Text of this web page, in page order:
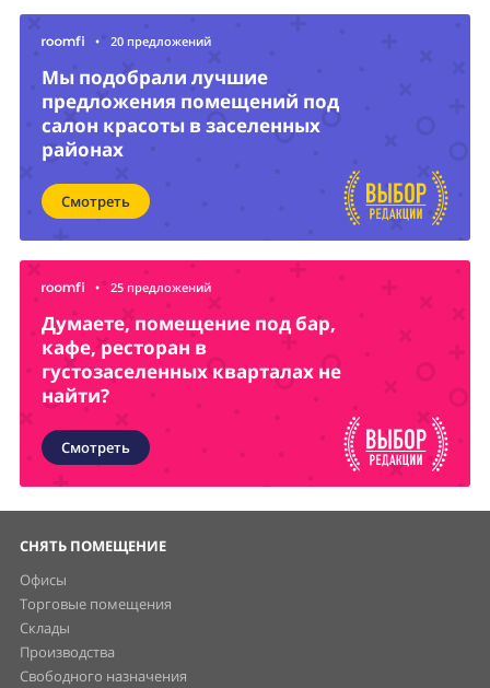
• 20 предложений
Мы подобрали лучшие
предложения помещений под
салон красоты в заселенных
районах
Смотреть
• 25 предложений
Думаете, помещение под бар,
кафе, ресторан в
густозаселенных кварталах не
найти?
Смотреть
СНЯТЬ ПОМЕЩЕНИЕ
Офисы
Торговые помещения
Склады
Производства
Свободного назначения